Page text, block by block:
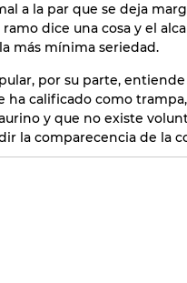
a la par que se deja
dice una cosa y el
más mínima seriedad.
por su parte,
ha calificado como trampa,
y que no existe
la comparecencia de la